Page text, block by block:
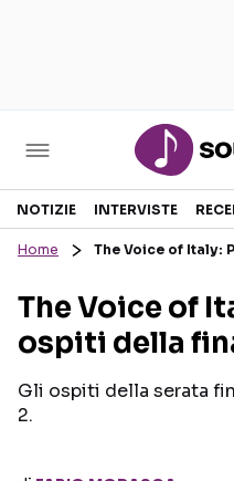
Sezioni
RECENSIONI MUSICALI
INTERVISTE
GOSSIP E CURIOSITÀ
NOTIZIE INTERVISTE
Home The Voice of Italy:
The Voice of
ospiti della
Gli ospiti della serata
2.